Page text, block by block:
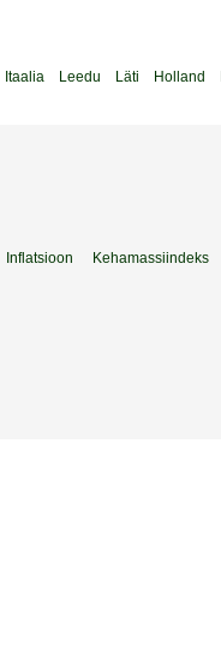
Itaalia Leedu Läti Holland
Inflatsioon Kehamassiindeks